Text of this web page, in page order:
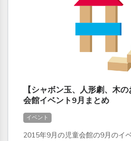
【シャボン玉、人形劇、木
会館イベント9月まとめ
イベント
2015年9月の児童会館の9月のイ